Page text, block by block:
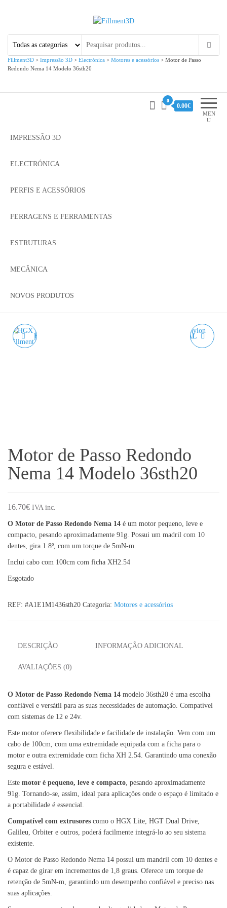
Fillment3D
Fillment3D > Impressão 3D > Electrónica > Motores e acessórios > Motor de Passo
Redondo Nema 14 Modelo 36sth20
MEN
U
0
0.00€
IMPRESSÃO 3D
ELECTRÓNICA
PERFIS E ACESSÓRIOS
FERRAGENS E FERRAMENTAS
ESTRUTURAS
MECÂNICA
NOVOS PRODUTOS
HGX LITE EXTRUSOR HGT EXTRUSOR DUAL
Motor de Passo Redondo
Nema 14 Modelo 36sth20
16.70€ IVA inc.
O Motor de Passo Redondo Nema 14 é um motor pequeno, leve e
compacto, pesando aproximadamente 91g. Possui um madril com 10
dentes, gira 1.8º, com um torque de 5mN-m.
Inclui cabo com 100cm com ficha XH2.54
Esgotado
REF: #A1E1M1436sth20 Categoria: Motores e acessórios
DESCRIÇÃO INFORMAÇÃO ADICIONAL
AVALIAÇÕES (0)
O Motor de Passo Redondo Nema 14 modelo 36sth20 é uma escolha
confiável e versátil para as suas necessidades de automação. Compatível
com sistemas de 12 e 24v.
Este motor oferece flexibilidade e facilidade de instalação. Vem com um
cabo de 100cm, com uma extremidade equipada com a ficha para o
motor e outra extremidade com ficha XH 2.54. Garantindo uma conexão
segura e estável.
Este motor é pequeno, leve e compacto, pesando aproximadamente
91g. Tornando-se, assim, ideal para aplicações onde o espaço é limitado e
a portabilidade é essencial.
Compatível com extrusores como o HGX Lite, HGT Dual Drive,
Galileu, Orbiter e outros, poderá facilmente integrá-lo ao seu sistema
existente.
O Motor de Passo Redondo Nema 14 possui um mandril com 10 dentes e
é capaz de girar em incrementos de 1,8 graus. Oferece um torque de
retenção de 5mN-m, garantindo um desempenho confiável e preciso nas
suas aplicações.